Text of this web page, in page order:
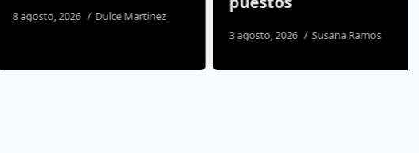
8 agosto, 2026 Dulce Martinez
3 agosto, 2026 Susana Ramos